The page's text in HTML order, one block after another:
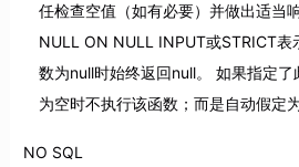
任检查空值（如有必要）并做出适当
NULL ON NULL INPUT或STRICT表
数为null时始终返回null。 如果指定了
为空时不执行该函数；而是自动假定
NO SQL